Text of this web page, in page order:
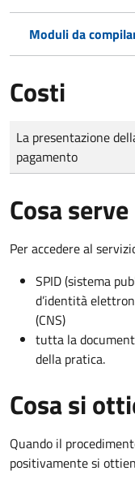
Moduli da
Costi
Tipo di pagamento
Importo
La presentazione
pagamento
Cosa serve
Per accedere al
SPID (sistema
d’identità
(CNS)
tutta la
della pratica.
Cosa si
Quando il
positivamente si